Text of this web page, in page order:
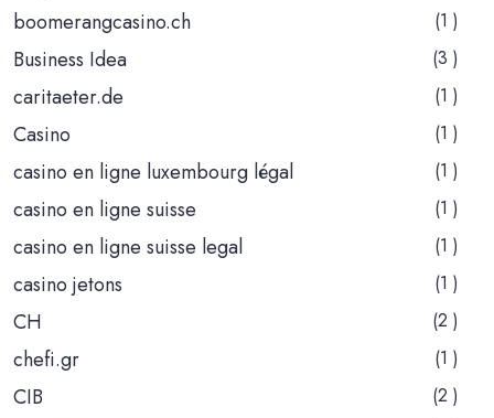
boomerangcasino.ch (1 )
Business Idea (3 )
caritaeter.de (1 )
Casino (1 )
casino en ligne luxembourg légal (1 )
casino en ligne suisse (1 )
casino en ligne suisse legal (1 )
casino jetons (1 )
CH (2 )
chefi.gr (1 )
CIB (2 )